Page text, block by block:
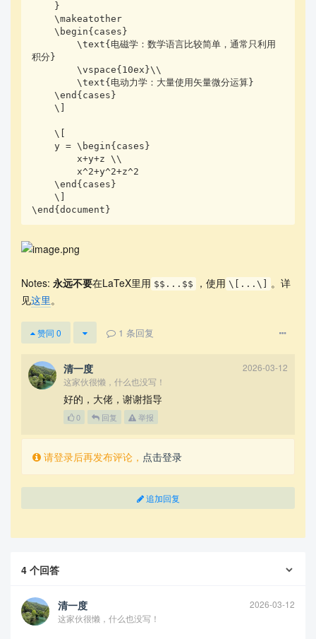
    \makeatother
    \begin{cases}
        \text{电磁学：数学语言比较简单，通常只利用
积分}
        \vspace{10ex}\\
        \text{电动力学：大量使用矢量微分运算}
    \end{cases}
    \]
    \[
    y = \begin{cases}
    \end{cases}
    \]
\end{document}
Notes: 永远不要在LaTeX里用 $$...$$ ，使用 \[...\]
。详
见这里 。
赞同 0 1 条回复
清一度
2026-03-12
这家伙很懒，什么也没写！
好的，大佬，谢谢指导
0 回复 举报
请登录后再发布评论， 点击登录
追加回复
4 个回答
清一度
2026-03-12
这家伙很懒，什么也没写！